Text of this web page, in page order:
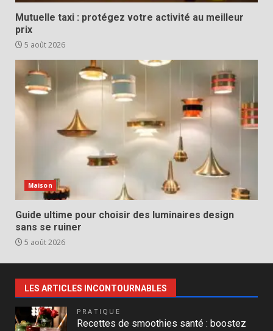
Mutuelle taxi : protégez votre activité au meilleur
prix
5 août 2026
Maison
Guide ultime pour choisir des luminaires design
sans se ruiner
5 août 2026
LES ARTICLES INCONTOURNABLES
PRATIQUE
Recettes de smoothies santé : boostez